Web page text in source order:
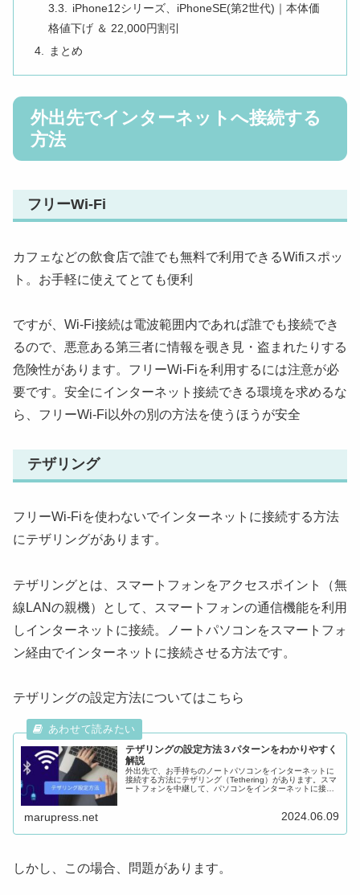
iPhone12シリーズ、iPhoneSE(第2世代)｜本体価
格値下げ ＆ 22,000円割引
まとめ
外出先でインターネットへ接続する
方法
フリーWi-Fi
カフェなどの飲食店で誰でも無料で利用できるWifiスポッ
ト。お手軽に使えてとても便利
ですが、Wi-Fi接続は電波範囲内であれば誰でも接続でき
るので、悪意ある第三者に情報を覗き見・盗まれたりする
危険性があります。フリーWi-Fiを利用するには注意が必
要です。安全にインターネット接続できる環境を求めるな
ら、フリーWi-Fi以外の別の方法を使うほうが安全
テザリング
フリーWi-Fiを使わないでインターネットに接続する方法
にテザリングがあります。
テザリングとは、スマートフォンをアクセスポイント（無
線LANの親機）として、スマートフォンの通信機能を利用
しインターネットに接続。ノートパソコンをスマートフォ
ン経由でインターネットに接続させる方法です。
テザリングの設定方法についてはこちら
テザリングの設定方法３パターンをわかりやすく
解説
外出先で、お手持ちのノートパソコンをインターネットに
接続する方法にテザリング（Tethering）があります。スマ
ートフォンを中継して、パソコンをインターネットに接
marupress.net 2024.06.09
しかし、この場合、問題があります。